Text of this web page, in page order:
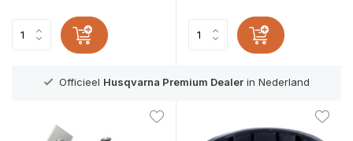
Officieel Husqvarna Premium Dealerin Nederland